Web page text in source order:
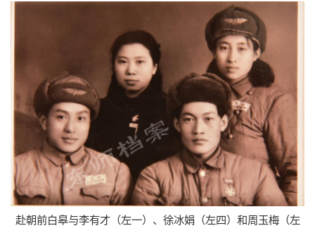
赴朝前白皋与李有才（左一）、徐冰娟（左四）和周玉梅（左